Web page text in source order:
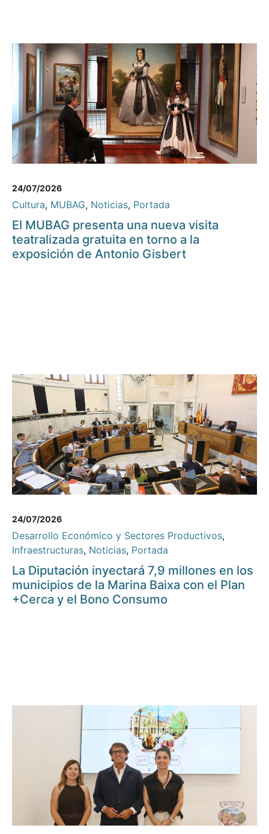
24/07/2026
Cultura, MUBAG, Noticias, Portada
El MUBAG presenta una nueva visita
teatralizada gratuita en torno a la
exposición de Antonio Gisbert
24/07/2026
Desarrollo Económico y Sectores Productivos,
Infraestructuras, Noticias, Portada
La Diputación inyectará 7,9 millones en los
municipios de la Marina Baixa con el Plan
+Cerca y el Bono Consumo